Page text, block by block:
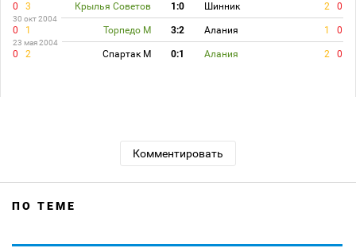
0 3 Крылья Советов 1:0 Шинник 2 0
30 окт 2004
0 1 Торпедо М 3:2 Алания 1 0
23 мая 2004
0 2 Спартак М 0:1 Алания 2 0
Комментировать
ПО ТЕМЕ